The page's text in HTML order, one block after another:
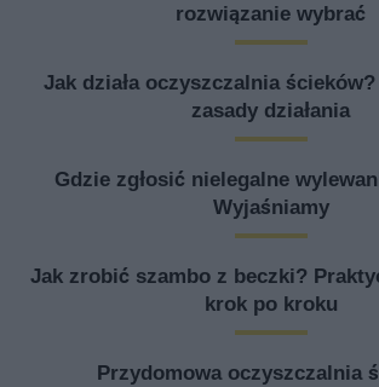
rozwiązanie wybrać
Jak działa oczyszczalnia
zasady działania
Gdzie zgłosić nielegalne
Wyjaśniamy
Jak zrobić szambo z beczki?
krok po kroku
Przydomowa oczyszczalnia